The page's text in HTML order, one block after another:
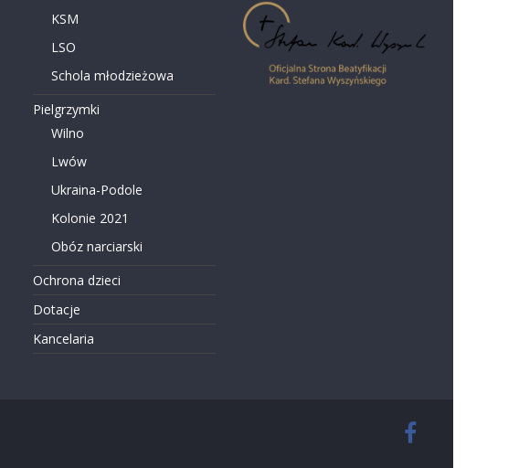
KSM
LSO
Schola młodzieżowa
Pielgrzymki
Wilno
Lwów
Ukraina-Podole
Kolonie 2021
Obóz narciarski
Ochrona dzieci
Dotacje
Kancelaria